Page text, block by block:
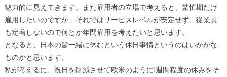
魅力的に見えてきます。また雇用者の立場で考えると、繁忙期だけ
雇用したいのですが、それではサービスレベルが安定せず、従業員
も定着しないので何とか年間雇用を考えたいと思います。
となると、日本の皆一緒に休むという休日事情というのはいかがな
ものかと思います。
私が考えるに、祝日を削減させて欧米のように1週間程度の休みをそ